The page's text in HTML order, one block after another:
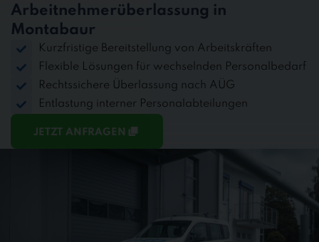
Arbeitnehmerüberlassung in
Montabaur
Kurzfristige Bereitstellung von Arbeitskräften
Flexible Lösungen für wechselnden Personalbedarf
Rechtssichere Überlassung nach AÜG
Entlastung interner Personalabteilungen
JETZT ANFRAGEN